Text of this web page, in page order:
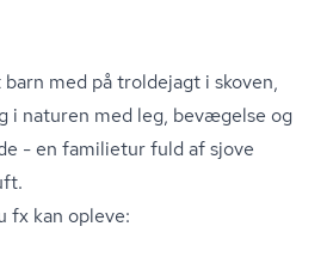
med på troldejagt i skoven,
i naturen med leg, bevægelse og
- en familietur fuld af sjove
fx kan opleve: